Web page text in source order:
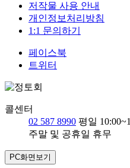
저작물 사용 안내
개인정보처리방침
1:1 문의하기
페이스북
트위터
콜센터
02 587 8990 평일
주말 및 공휴일 휴무
PC화면보기